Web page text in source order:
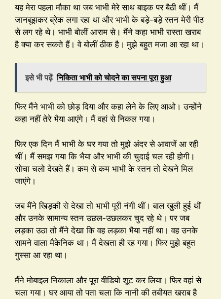
यह मेरा पहला मौका था जब भाभी मेरे साथ बाइक पर बैठी थीं। मैं
जानबूझकर ब्रेक लगा रहा था और भाभी के बड़े-बड़े स्तन मेरी पीठ
से लग रहे थे। भाभी बोलीं आराम से। मैंने कहा भाभी रास्ता खराब
है क्या कर सकते हैं। वे बोलीं ठीक है। मुझे बहुत मजा आ रहा था।
इसे भी पढ़ें निकिता भाभी को चोदने का सपना पूरा हुआ
फिर मैंने भाभी को छोड़ दिया और कहा लेने के लिए आओ। उन्होंने
कहा नहीं तेरे भैया आएंगे। मैं वहां से निकल गया।
फिर एक दिन मैं भाभी के घर गया तो मुझे अंदर से आवाजें आ रही
थीं। मैं समझ गया कि भैया और भाभी की चुदाई चल रही होगी।
सोचा चलो देखते हैं। कम से कम भाभी के स्तन तो देखने मिल
जाएंगे।
जब मैंने खिड़की से देखा तो भाभी पूरी नंगी थीं। बाल खुली हुई थीं
और उनके सामान्य स्तन उछल-उछलकर चुद रहे थे। पर जब
लड़का उठा तो मैंने देखा कि वह लड़का भैया नहीं था। वह उनके
सामने वाला मैकेनिक था। मैं देखता ही रह गया। फिर मुझे बहुत
गुस्सा आ रहा था।
मैंने मोबाइल निकाला और पूरा वीडियो शूट कर लिया। फिर वहां से
चला गया। घर आया तो पता चला कि नानी की तबीयत खराब है